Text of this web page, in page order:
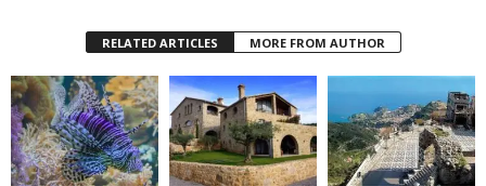
RELATED ARTICLES MORE FROM AUTHOR